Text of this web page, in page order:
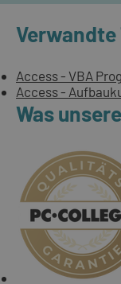
Verwandte
Access - VBA
Access -
Was